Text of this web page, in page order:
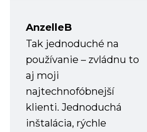
AnzelleB
Tak jednoduché na
používanie – zvládnu to
aj moji
najtechnofóbnejší
klienti. Jednoduchá
inštalácia, rýchle